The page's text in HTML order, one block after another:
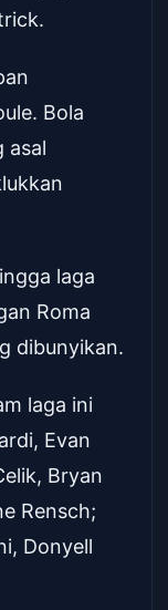
Bola
asal
laga
Roma
dibunyikan.
laga ini
Evan
Bryan
Rensch;
Donyell